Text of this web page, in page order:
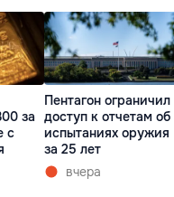
за
с
Пентагон ограничил
доступ к отчетам об
испытаниях оружия
за 25 лет
вчера